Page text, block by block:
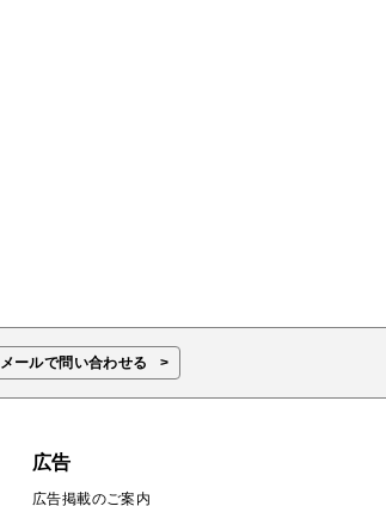
メールで問い合わせる
広告
広告掲載のご案内